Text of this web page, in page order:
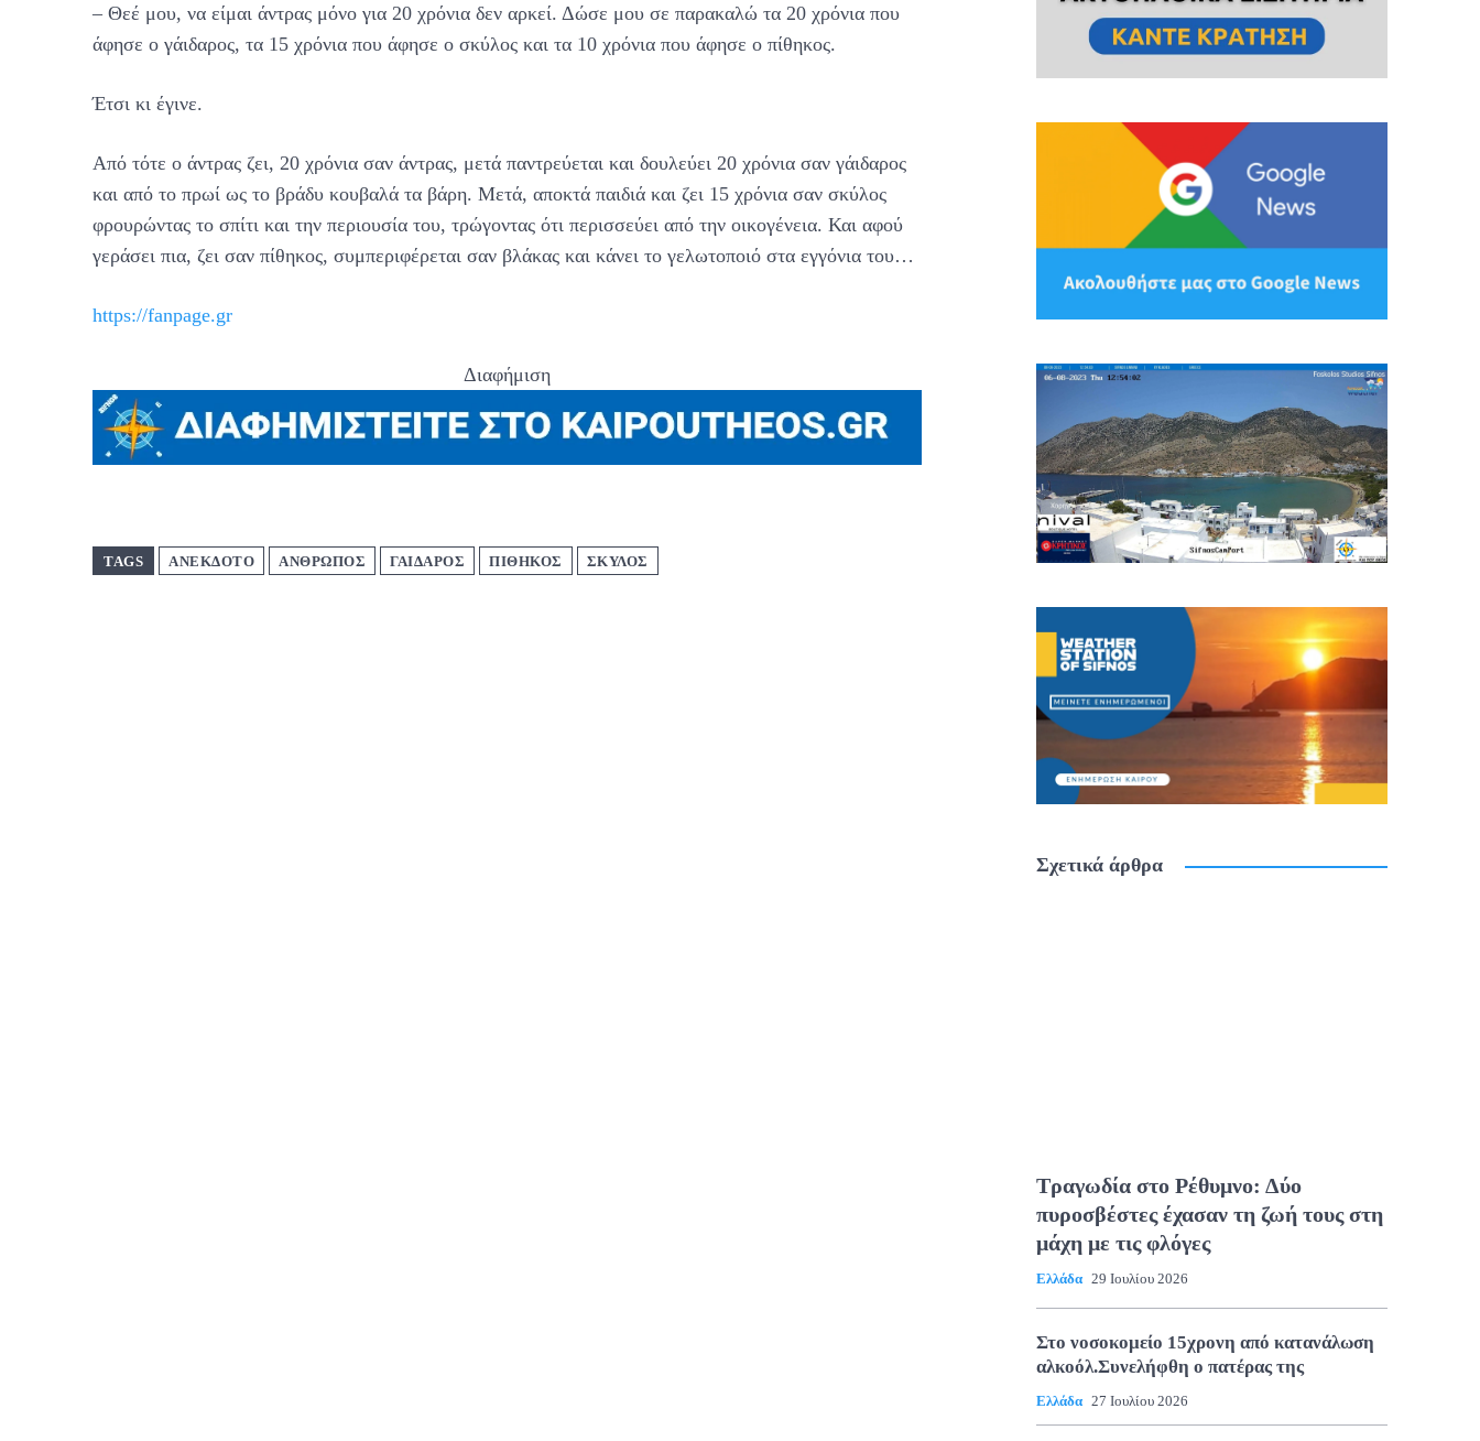
– Θεέ μου, να είμαι άντρας μόνο για 20 χρόνια δεν αρκεί. Δώσε μου σε παρακαλώ τα 20 χρόνια που
άφησε ο γάιδαρος, τα 15 χρόνια που άφησε ο σκύλος και τα 10 χρόνια που άφησε ο πίθηκος.
Έτσι κι έγινε.
Από τότε ο άντρας ζει, 20 χρόνια σαν άντρας, μετά παντρεύεται και δουλεύει 20 χρόνια σαν γάιδαρος
και από το πρωί ως το βράδυ κουβαλά τα βάρη. Μετά, αποκτά παιδιά και ζει 15 χρόνια σαν σκύλος
φρουρώντας το σπίτι και την περιουσία του, τρώγοντας ότι περισσεύει από την οικογένεια. Και αφού
γεράσει πια, ζει σαν πίθηκος, συμπεριφέρεται σαν βλάκας και κάνει το γελωτοποιό στα εγγόνια του…
https://fanpage.gr
Διαφήμιση
TAGS ΑΝΕΚΔΟΤΟ ΑΝΘΡΩΠΟΣ ΓΑΙΔΑΡΟΣ ΠΙΘΗΚΟΣ ΣΚΥΛΟΣ
Σχετικά άρθρα
Τραγωδία στο Ρέθυμνο: Δύο
πυροσβέστες έχασαν τη ζωή τους στη
μάχη με τις φλόγες
Ελλάδα 29 Ιουλίου 2026
Στο νοσοκομείο 15χρονη από κατανάλωση
αλκοόλ.Συνελήφθη ο πατέρας της
Ελλάδα 27 Ιουλίου 2026